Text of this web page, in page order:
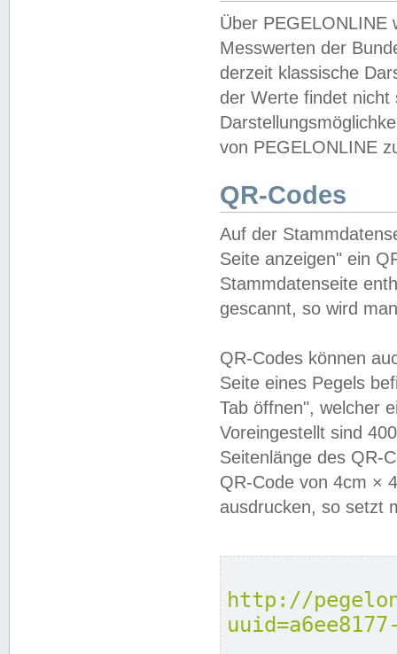
Über PEGELONLINE
Messwerten der
derzeit klassische
der Werte findet
von PEGELONLINE
QR-Codes
Auf der
Seite anzeigen" ein
Stammdatenseite
gescannt, so wird
QR-Codes können
Seite eines Pegels
Tab öffnen", welcher
Voreingestellt sind
Seitenlänge des QR-
QR-Code von 4cm ×
ausdrucken, so setzt
http://